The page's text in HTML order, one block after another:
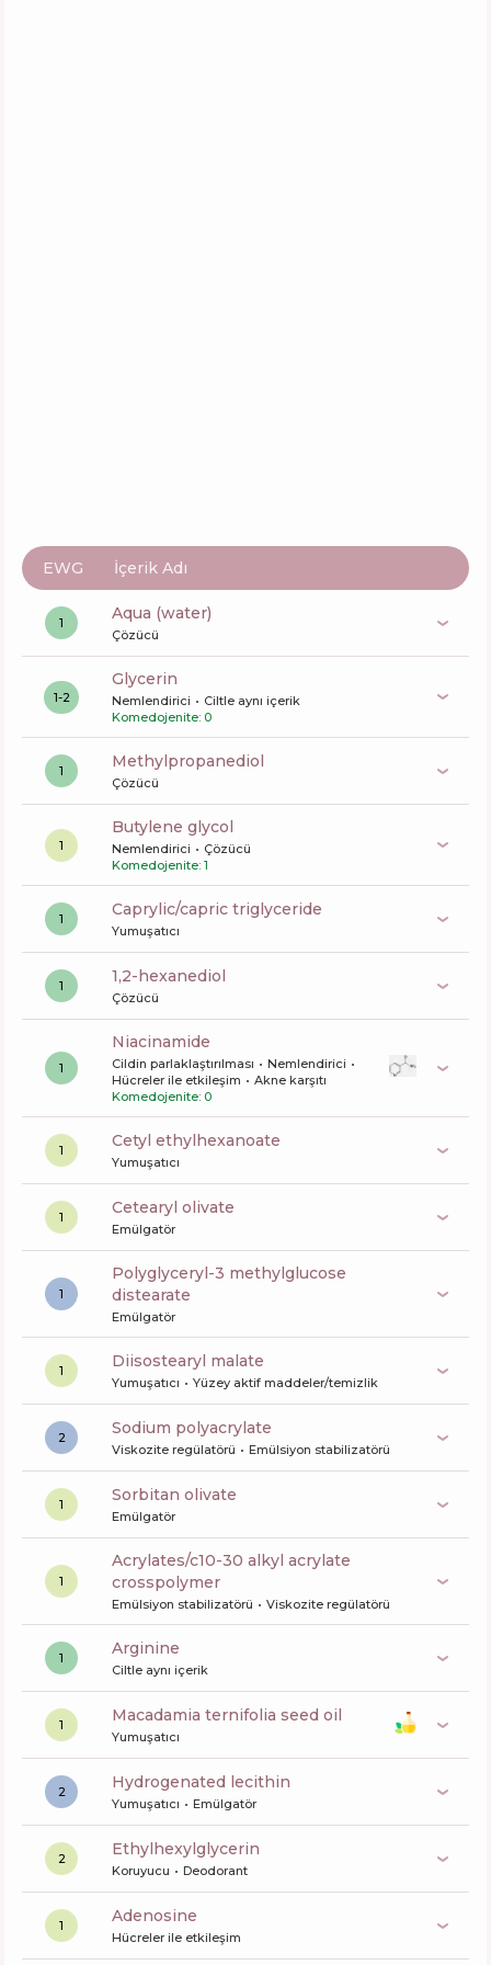
EWG İçerik Adı
1 aqua (water)
Çözücü
1-2
glycerin
Nemlendirici
Ciltle aynı içerik
Komedojenite: 0
1 methylpropanediol
Çözücü
1
butylene glycol
Nemlendirici
Çözücü
Komedojenite: 1
1 caprylic/capric triglyceride
Yumuşatıcı
1 1,2-hexanediol
Çözücü
1
niacinamide
Cildin parlaklaştırılması
Nemlendirici
Hücreler ile etkileşim
Akne karşıtı
Komedojenite: 0
1 cetyl ethylhexanoate
Yumuşatıcı
1 cetearyl olivate
Emülgatör
1
polyglyceryl-3 methylglucose
distearate
Emülgatör
1 diisostearyl malate
Yumuşatıcı Yüzey aktif maddeler/temizlik
2 sodium polyacrylate
Viskozite regülatörü Emülsiyon stabilizatörü
1 sorbitan olivate
Emülgatör
1
acrylates/c10-30 alkyl acrylate
crosspolymer
Emülsiyon stabilizatörü Viskozite regülatörü
1 arginine
Ciltle aynı içerik
1 macadamia ternifolia seed oil
Yumuşatıcı
2 hydrogenated lecithin
Yumuşatıcı Emülgatör
2 ethylhexylglycerin
Koruyucu Deodorant
1 Adenosine
Hücreler ile etkileşim